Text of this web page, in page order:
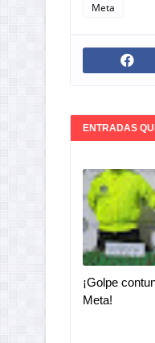
Meta
ENTRADAS
¡Golpe
Meta!